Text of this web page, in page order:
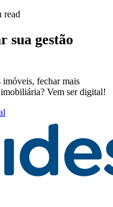
read
sua gestão
imóveis, fechar mais
Vem ser digital!